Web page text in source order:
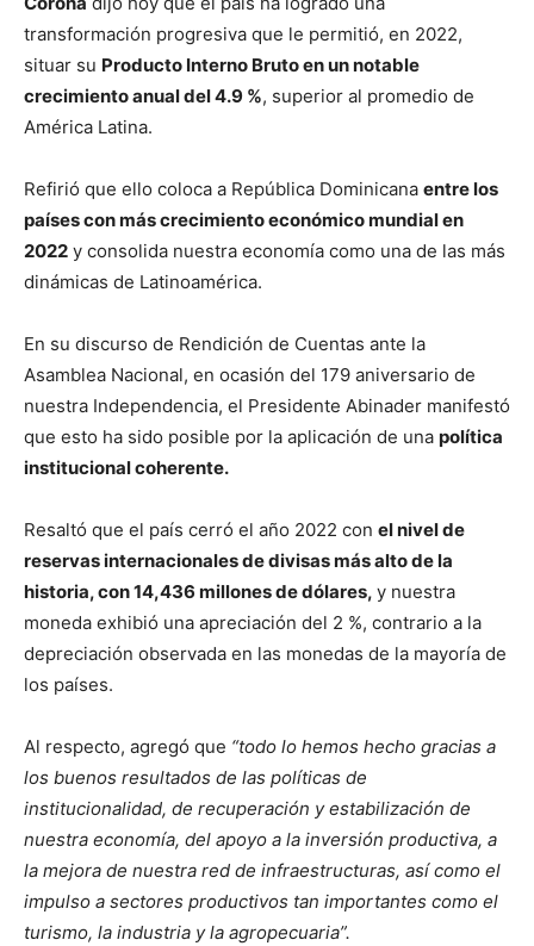
transformación progresiva que le permitió, en 2022,
situar su Producto Interno Bruto en un notable
crecimiento anual del 4.9 %, superior al promedio de
América Latina.
Refirió que ello coloca a República Dominicana entre los
países con más crecimiento económico mundial en
2022 y consolida nuestra economía como una de las más
dinámicas de Latinoamérica.
En su discurso de Rendición de Cuentas ante la
Asamblea Nacional, en ocasión del 179 aniversario de
nuestra Independencia, el Presidente Abinader manifestó
que esto ha sido posible por la aplicación de una política
institucional coherente.
Resaltó que el país cerró el año 2022 con el nivel de
reservas internacionales de divisas más alto de la
historia, con 14,436 millones de dólares, y nuestra
moneda exhibió una apreciación del 2 %, contrario a la
depreciación observada en las monedas de la mayoría de
los países.
Al respecto, agregó que “todo lo hemos hecho gracias a
los buenos resultados de las políticas de
institucionalidad, de recuperación y estabilización de
nuestra economía, del apoyo a la inversión productiva, a
la mejora de nuestra red de infraestructuras, así como el
impulso a sectores productivos tan importantes como el
turismo, la industria y la agropecuaria”.